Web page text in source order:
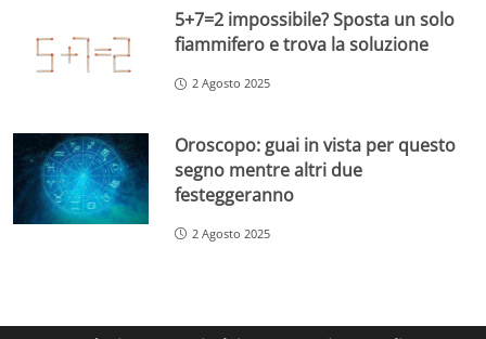
5+7=2 impossibile? Sposta un solo
fiammifero e trova la soluzione
2 Agosto 2025
Oroscopo: guai in vista per questo
segno mentre altri due
festeggeranno
2 Agosto 2025